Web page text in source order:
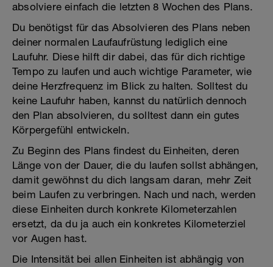
absolviere einfach die letzten 8 Wochen des Plans.
Du benötigst für das Absolvieren des Plans neben
deiner normalen Laufaufrüstung lediglich eine
Laufuhr. Diese hilft dir dabei, das für dich richtige
Tempo zu laufen und auch wichtige Parameter, wie
deine Herzfrequenz im Blick zu halten. Solltest du
keine Laufuhr haben, kannst du natürlich dennoch
den Plan absolvieren, du solltest dann ein gutes
Körpergefühl entwickeln.
Zu Beginn des Plans findest du Einheiten, deren
Länge von der Dauer, die du laufen sollst abhängen,
damit gewöhnst du dich langsam daran, mehr Zeit
beim Laufen zu verbringen. Nach und nach, werden
diese Einheiten durch konkrete Kilometerzahlen
ersetzt, da du ja auch ein konkretes Kilometerziel
vor Augen hast.
Die Intensität bei allen Einheiten ist abhängig von